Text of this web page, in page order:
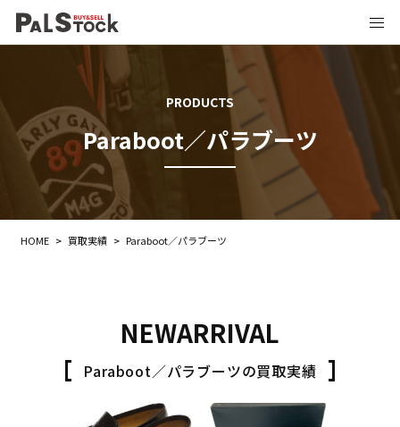
PRODUCTS
Paraboot／パラブーツ
HOME > 買取実績 > Paraboot／パラブーツ
NEWARRIVAL
Paraboot／パラブーツの買取実績